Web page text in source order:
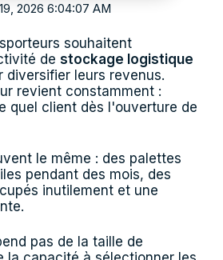
2026 6:04:07 AM
souhaitent
de stockage logistique
diversifier leurs revenus.
revient constamment :
quel client dès l'ouverture de
le même : des palettes
pendant des mois, des
inutilement et une
pas de la taille de